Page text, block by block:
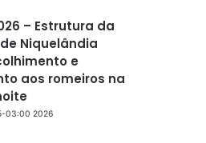
– Estrutura da
Niquelândia
e
aos romeiros na
03:00 2026